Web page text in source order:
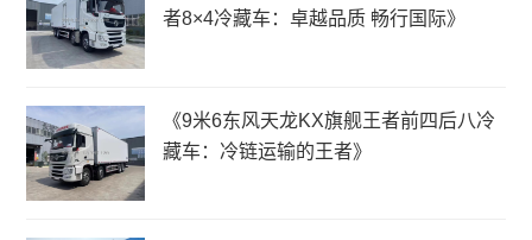
者8×4冷藏车：卓越品质 畅行国际》
《9米6东风天龙KX旗舰王者前四后八冷
藏车：冷链运输的王者》